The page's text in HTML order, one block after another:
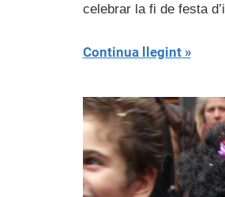
celebrar la fi de festa
Continua llegint